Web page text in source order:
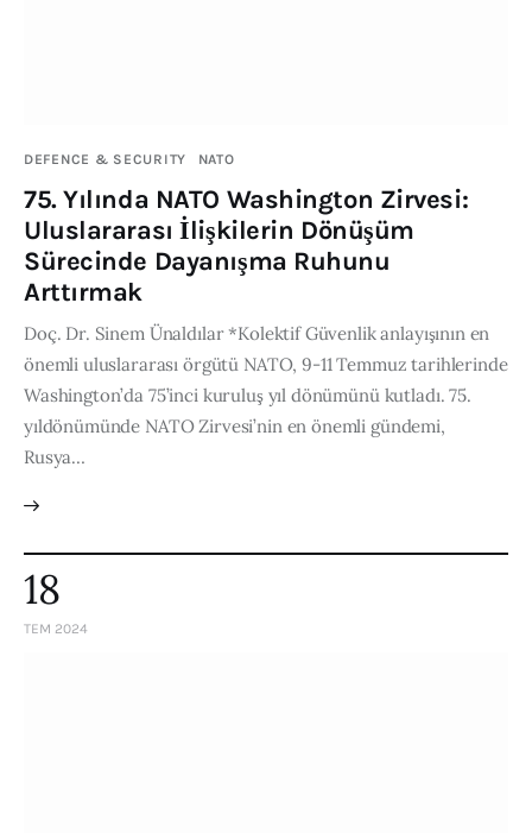
DEFENCE & SECURITY NATO
75. Yılında NATO Washington Zirvesi:
Uluslararası İlişkilerin Dönüşüm
Sürecinde Dayanışma Ruhunu
Arttırmak
Doç. Dr. Sinem Ünaldılar *Kolektif Güvenlik anlayışının en
önemli uluslararası örgütü NATO, 9-11 Temmuz tarihlerinde
Washington’da 75’inci kuruluş yıl dönümünü kutladı. 75.
yıldönümünde NATO Zirvesi’nin en önemli gündemi,
Rusya…
18
TEM 2024